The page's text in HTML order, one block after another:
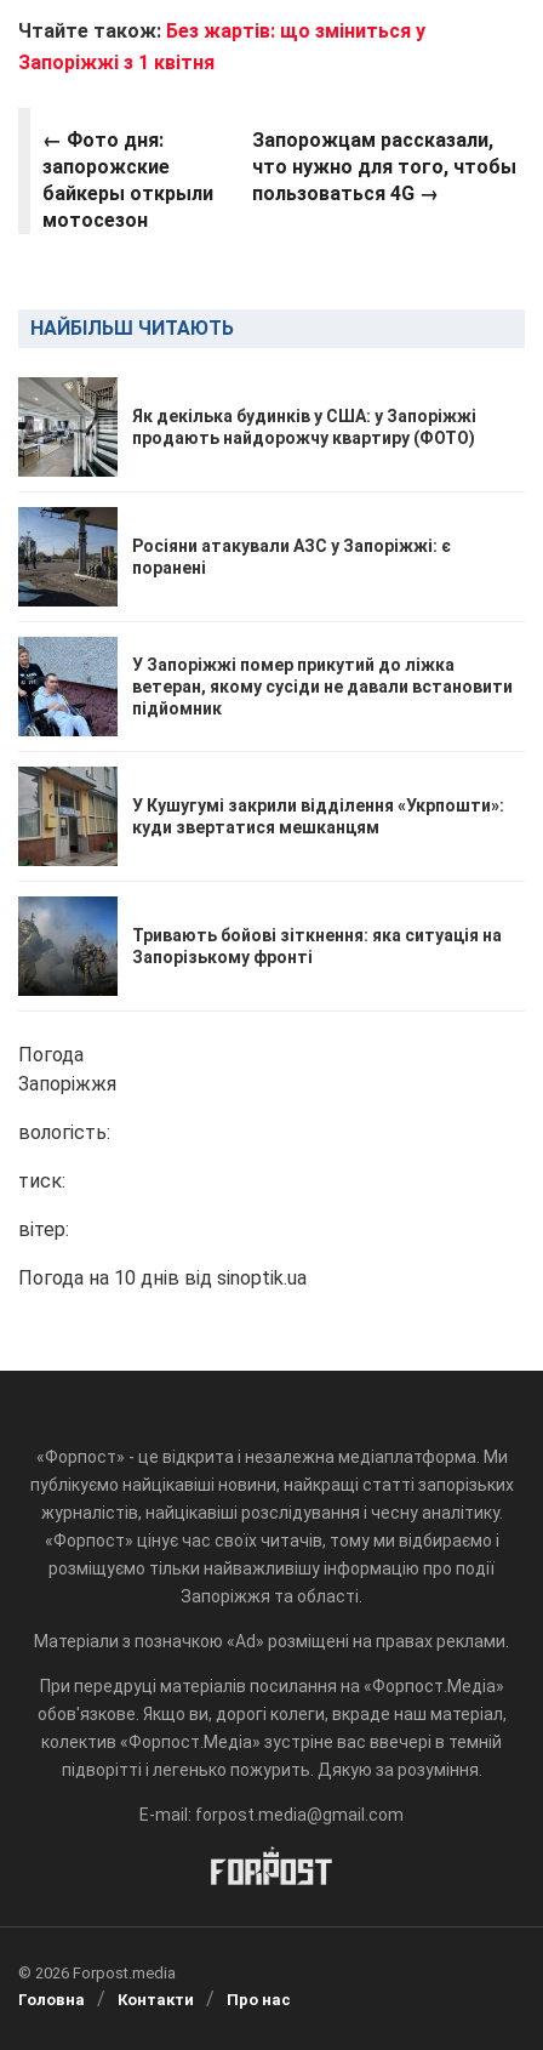
Чтайте також: Без жартів: що зміниться у
Запоріжжі з 1 квітня
← Фото дня:
запорожские
байкеры открыли
мотосезон
Запорожцам рассказали,
что нужно для того, чтобы
пользоваться 4G→
НАЙБІЛЬШ ЧИТАЮТЬ
Як декілька будинків у США: у Запоріжжі
продають найдорожчу квартиру (ФОТО)
Росіяни атакували АЗС у Запоріжжі: є
поранені
У Запоріжжі помер прикутий до ліжка
ветеран, якому сусіди не давали встановити
підйомник
У Кушугумі закрили відділення «Укрпошти»:
куди звертатися мешканцям
Тривають бойові зіткнення: яка ситуація на
Запорізькому фронті
Погода
Запоріжжя
вологість:
тиск:
вітер:
Погода на 10 днів від sinoptik.ua
«Форпост» - це відкрита і незалежна медіаплатформа. Ми
публікуємо найцікавіші новини, найкращі статті запорізьких
журналістів, найцікавіші розслідування і чесну аналітику.
«Форпост» цінує час своїх читачів, тому ми відбираємо і
розміщуємо тільки найважливішу інформацію про події
Запоріжжя та області.
Матеріали з позначкою «Ad» розміщені на правах реклами.
При передруці матеріалів посилання на «Форпост.Медіа»
обов'язкове. Якщо ви, дорогі колеги, вкраде наш матеріал,
колектив «Форпост.Медіа» зустріне вас ввечері в темній
підворітті і легенько пожурить. Дякую за розуміння.
E-mail: forpost.media@gmail.com
© 2026 Forpost.media
Головна
Контакти Про нас